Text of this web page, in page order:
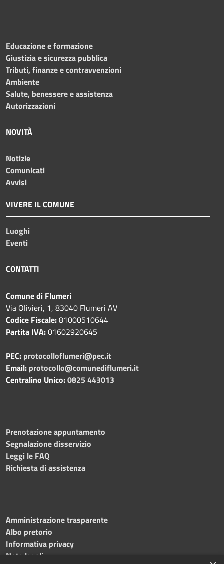
Educazione e formazione
Giustizia e sicurezza pubblica
Tributi, finanze e contravvenzioni
Ambiente
Salute, benessere e assistenza
Autorizzazioni
NOVITÀ
Notizie
Comunicati
Avvisi
VIVERE IL COMUNE
Luoghi
Eventi
CONTATTI
Comune di Flumeri
Via Olivieri, 1, 83040 Flumeri AV
Codice Fiscale:81000510644
Partita IVA:01602920645
PEC: protocolloflumeri@pec.it
Email: protocollo@comunediflumeri.it
Centralino Unico:0825 443013
Prenotazione appuntamento
Segnalazione disservizio
Leggi le FAQ
Richiesta di assistenza
Amministrazione trasparente
Albo pretorio
Informativa privacy
Note legali